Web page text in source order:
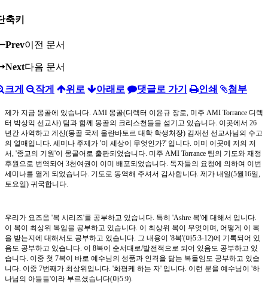
축키
Prev이전 문서
Next다음 문서
크게 작게 위로 아래로 댓글로 가기 인쇄 첨부
제가 지금 몽골에 있습니다. AMI 몽골(디렉터 이윤규 장로, 미주 AMI Torrance 디렉
터 박상익 선교사) 팀과 함께 몽골의 크리스천들을 섬기고 있습니다. 이곳에서 26
년간 사역하고 계신(몽골 국제 울란바토르 대학 학생처장) 김재선 선교사님의 수고
의 열매입니다. 세미나 주제가 '이 세상이 무엇인가?' 입니다. 이미 이곳에 저의 저
서, '종교의 기원'이 몽골어로 출판되었습니다. 미주 AMI Torrance 팀의 기도와 재정
후원으로 번역되어 3천여권이 이미 배포되었습니다. 독자들의 요청에 의하여 이번
세미나를 열게 되었습니다. 기도로 동역해 주셔서 감사합니다. 제가 내일(5월16일,
토요일) 귀국합니다.
우리가 요즈음 '복 시리즈'를 공부하고 있습니다. 특히 'Ashre 복'에 대해서 입니다.
이 복이 최상위 복임을 공부하고 있습니다. 이 최상위 복이 무엇이며, 어떻게 이 복
을 받는지에 대해서도 공부하고 있습니다. 그 내용이 '8복'(마5:3-12)에 기록되어 있
음도 공부하고 있습니다. 이 8복이 순서대로/발전적으로 되어 있음도 공부하고 있
습니다. 이중 첫 7복이 바로 예수님의 성품과 인격을 닮는 복들임도 공부하고 있습
니다. 이중 7번째가 최상위입니다. '화평케 하는 자' 입니다. 이런 분을 예수님이 '하
나님의 아들들'이라 부르셨습니다(마5:9).